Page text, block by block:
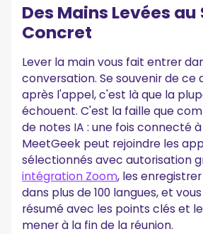
Des Mains Levées au
Concret
Lever la main vous fait entrer
conversation. Se souvenir de ce
après l'appel, c'est là que la
échouent. C'est la faille que
de notes IA : une fois connecté
MeetGeek peut rejoindre les
sélectionnés avec autorisation
intégration Zoom, les
dans plus de 100 langues, et
résumé avec les points clés et
mener à la fin de la réunion.